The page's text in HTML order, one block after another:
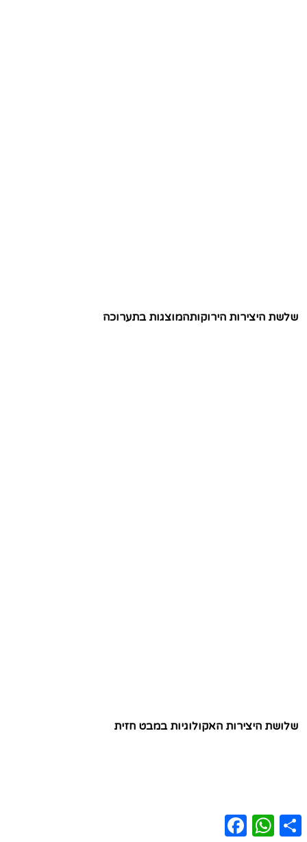
שלשת היצירות הירוקותהמוצגות בתערוכה
שלושת היצירות האקולוגיות במבט חזית
FacebookWhatsAppShare